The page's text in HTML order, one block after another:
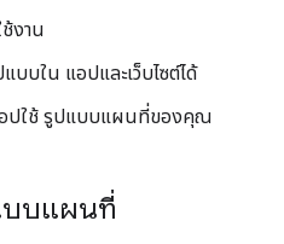
งาน
บบใน แอปและเว็บไซต์ได้
อปใช้ รูปแบบแผนที่ของคุณ
บบแผนที่